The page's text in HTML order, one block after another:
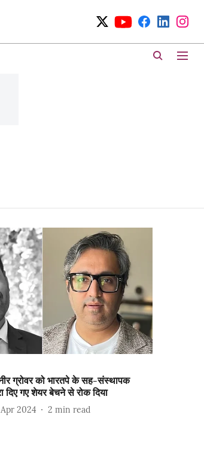
ग्रोवर को भारतपे के सह-संस्थापक
दिए गए शेयर बेचने से रोक दिया
2024 2 min read